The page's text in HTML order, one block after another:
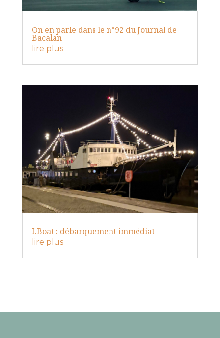
On en parle dans le n°92 du Journal de
Bacalan
lire plus
I.Boat : débarquement immédiat
lire plus